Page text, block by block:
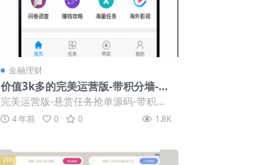
金融理财
价值3k多的完美运营版-带积分墙-代
理-影视收益-试玩等功能【悬赏任务
抢单源码】
完美运营版-悬赏任务抢单源码-带积分
墙-代理-影视收益-试玩等功能 – 内附详
细...4 年前 0 0 1.8K
VIP